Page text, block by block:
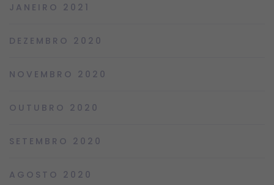
JANEIRO 2021
DEZEMBRO 2020
NOVEMBRO 2020
OUTUBRO 2020
SETEMBRO 2020
AGOSTO 2020